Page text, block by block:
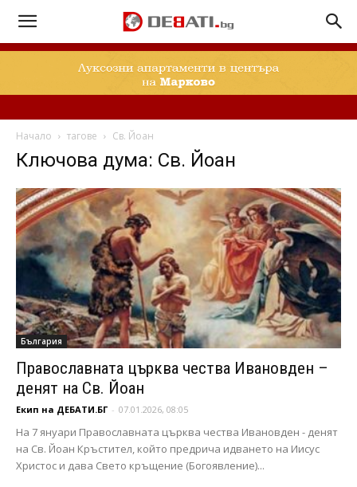
Начало тагове Св. Йоан
Ключова дума: Св. Йоан
България
Православната църква чества Ивановден –
денят на Св. Йоан
Екип на ДЕБАТИ.БГ - 07.01.2026, 08:05
На 7 януари Православната църква чества Ивановден - денят
на Св. Йоан Кръстител, който предрича идването на Иисус
Христос и дава Свето кръщение (Богоявление)...